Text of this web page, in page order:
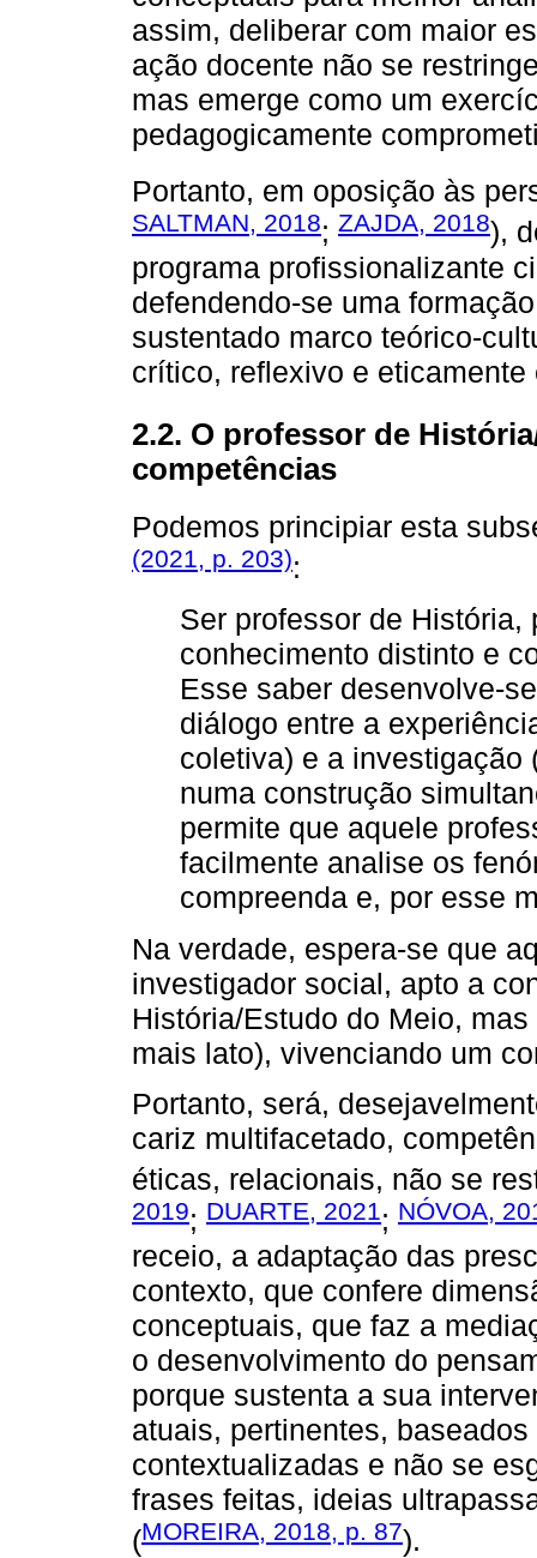
assim, deliberar com maior
ação docente não se
mas emerge como um
pedagogicamente
Portanto, em oposição às
SALTMAN, 2018; ZAJDA, 2018),
programa profissionalizante
defendendo-se uma
sustentado marco teórico-
crítico, reflexivo e
2.2. O professor de
competências
Podemos principiar esta
(2021, p. 203):
Ser professor de
conhecimento distinto e
Esse saber desenvolve-
diálogo entre a
coletiva) e a investigação
numa construção
permite que aquele
facilmente analise os
compreenda e, por esse
Na verdade, espera-se que
investigador social, apto a
História/Estudo do Meio,
mais lato), vivenciando um
Portanto, será,
cariz multifacetado,
éticas, relacionais, não se
2019; DUARTE, 2021; NÓVOA,
receio, a adaptação das
contexto, que confere
conceptuais, que faz a
o desenvolvimento do
porque sustenta a sua
atuais, pertinentes,
contextualizadas e não se
frases feitas, ideias
(MOREIRA, 2018, p. 87).